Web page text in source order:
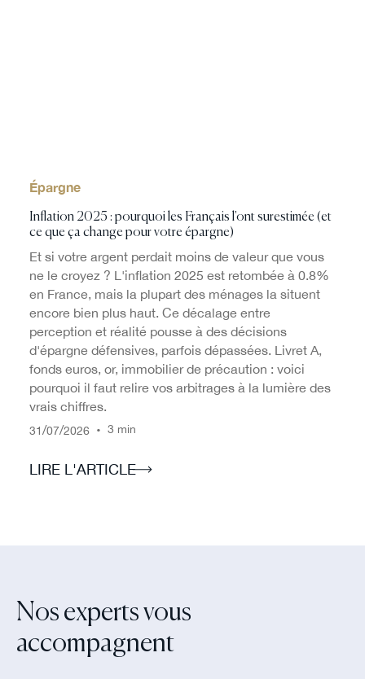
Épargne
Inflation 2025 : pourquoi les Français l'ont surestimée (et
ce que ça change pour votre épargne)
Et si votre argent perdait moins de valeur que vous
ne le croyez ? L'inflation 2025 est retombée à 0.8%
en France, mais la plupart des ménages la situent
encore bien plus haut. Ce décalage entre
perception et réalité pousse à des décisions
d'épargne défensives, parfois dépassées. Livret A,
fonds euros, or, immobilier de précaution : voici
pourquoi il faut relire vos arbitrages à la lumière des
vrais chiffres.
31/07/2026 • 3 min
LIRE L'ARTICLE
Nos experts vous
accompagnent‍